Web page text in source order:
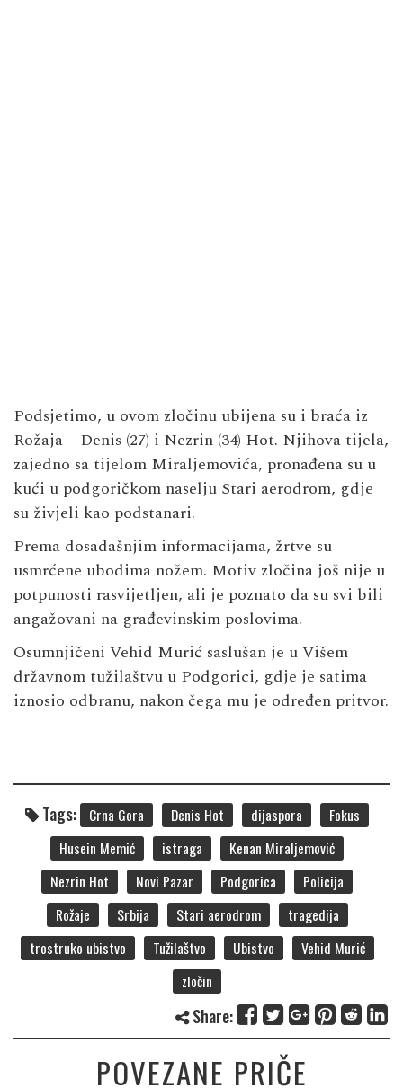
Podsjetimo, u ovom zločinu ubijena su i braća iz
Rožaja – Denis (27) i Nezrin (34) Hot. Njihova tijela,
zajedno sa tijelom Miraljemovića, pronađena su u
kući u podgoričkom naselju Stari aerodrom, gdje
su živjeli kao podstanari.
Prema dosadašnjim informacijama, žrtve su
usmrćene ubodima nožem. Motiv zločina još nije u
potpunosti rasvijetljen, ali je poznato da su svi bili
angažovani na građevinskim poslovima.
Osumnjičeni Vehid Murić saslušan je u Višem
državnom tužilaštvu u Podgorici, gdje je satima
iznosio odbranu, nakon čega mu je određen pritvor.
Tags: Crna Gora Denis Hot dijaspora
Fokus
Husein Memić
istraga
Kenan Miraljemović
Nezrin Hot
Novi Pazar Podgorica
Policija
Rožaje
Srbija Stari aerodrom
tragedija
trostruko ubistvo
Tužilaštvo Ubistvo
Vehid Murić
zločin
Share:
POVEZANE PRIČE